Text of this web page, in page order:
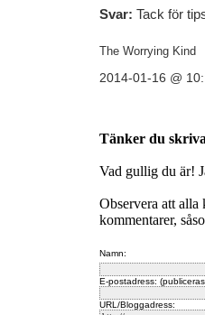
Svar: Tack för
The Worrying Kind
2014-01-16 @
Tänker du
Vad gullig du är!
Observera att
kommentarer,
Namn:
E-postadress:
URL/Bloggadress: